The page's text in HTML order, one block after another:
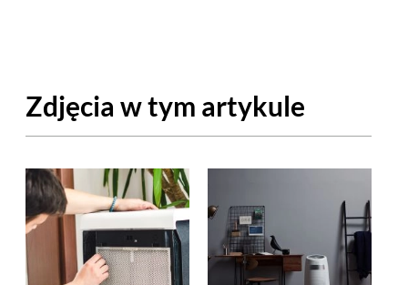
Zdjęcia w tym artykule
APTECZKA
RZEMIOSŁO
ZUPY